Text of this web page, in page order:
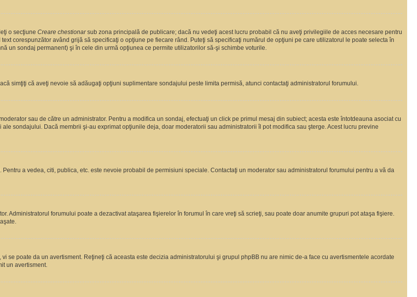
o secţiune Creare chestionarsub zona principală de publicare; dacă nu vedeţi acest lucru probabil că nu aveţi privilegiile de acces necesare pentru
corespunzător având grijă să specificaţi o opţiune pe fiecare rând. Puteţi să specificaţi numărul de opţiuni pe care utilizatorul le poate selecta în
un sondaj permanent) şi în cele din urmă opţiunea ce permite utilizatorilor să-şi schimbe voturile.
simţiţi că aveţi nevoie să adăugaţi opţiuni suplimentare sondajului peste limita permisă, atunci contactaţi administratorul forumului.
sau de către un administrator. Pentru a modifica un sondaj, efectuaţi un click pe primul mesaj din subiect; acesta este întotdeauna asociat cu
sondajului. Dacă membrii şi-au exprimat opţiunile deja, doar moderatorii sau administratorii îl pot modifica sau şterge. Acest lucru previne
a vedea, citi, publica, etc. este nevoie probabil de permisiuni speciale. Contactaţi un moderator sau administratorul forumului pentru a vă da
Administratorul forumului poate a dezactivat ataşarea fişierelor în forumul în care vreţi să scrieţi, sau poate doar anumite grupuri pot ataşa fişiere.
se poate da un avertisment. Reţineţi că aceasta este decizia administratorului şi grupul phpBB nu are nimic de-a face cu avertismentele acordate
un avertisment.